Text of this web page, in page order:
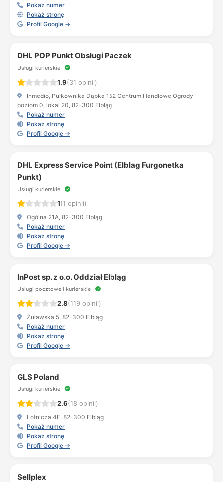
Pokaż numer
Pokaż stronę
Profil Google →
DHL POP Punkt Obsługi Paczek
Usługi kurierskie
1.9(31 opinii)
Inmedio, Pułkownika Dąbka 152 Centrum Handlowe Ogrody
poziom 0, lokal 20, 82-300 Elbląg
Pokaż numer
Pokaż stronę
Profil Google →
DHL Express Service Point (Elblag Furgonetka
Punkt)
Usługi kurierskie
1(1 opinii)
Ogólna 21A, 82-300 Elbląg
Pokaż numer
Pokaż stronę
Profil Google →
InPost sp. z o.o. Oddział Elbląg
Usługi pocztowe i kurierskie
2.8(119 opinii)
Żuławska 5, 82-300 Elbląg
Pokaż numer
Pokaż stronę
Profil Google →
GLS Poland
Usługi kurierskie
2.6(18 opinii)
Lotnicza 4E, 82-300 Elbląg
Pokaż numer
Pokaż stronę
Profil Google →
Sellplex